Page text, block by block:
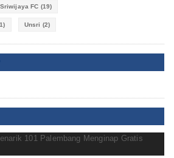
Sriwijaya FC (19)
Unsri (2)